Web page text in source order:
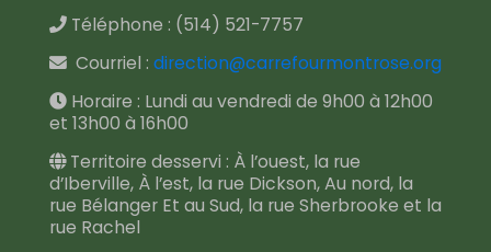
Téléphone : (514) 521-7757
Courriel : direction@carrefourmontrose.org
Horaire : Lundi au vendredi de 9h00 à 12h00
et 13h00 à 16h00
Territoire desservi : À l’ouest, la rue
d’Iberville, À l’est, la rue Dickson, Au nord, la
rue Bélanger Et au Sud, la rue Sherbrooke et la
rue Rachel